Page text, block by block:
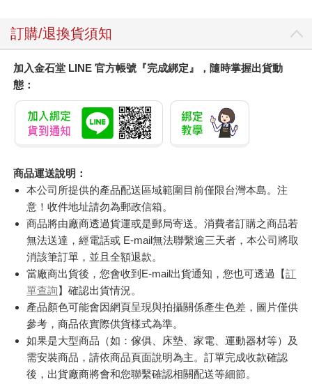
訂購/退換貨須知
加入金石堂 LINE 官方帳號『完成綁定』，隨時掌握出貨動
態：
商品運送說明：
本公司所提供的產品配送區域範圍目前僅限台灣本島。注
意！收件地址請勿為郵政信箱。
商品將由廠商透過貨運或是郵局寄送。消費者訂購之商品若
無法送達，經電話或 E-mail無法聯繫逾三天者，本公司將取
消該筆訂單，並且全額退款。
當廠商出貨後，您會收到E-mail出貨通知，您也可透過【訂
單查詢】確認出貨情況。
產品顏色可能會因網頁呈現與拍攝關係產生色差，圖片僅供
參考，商品依實際供貨樣式為準。
如果是大型商品（如：傢俱、床墊、家電、運動器材等）及
需安裝商品，請依商品頁面說明為主。訂單完成收款確認
後，出貨廠商將會和您聯繫確認相關配送等細節。